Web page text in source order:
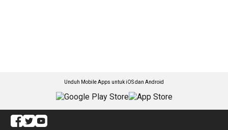
Unduh Mobile Apps untuk iOS dan Android